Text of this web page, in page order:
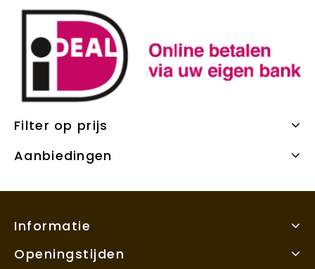
Filter op prijs
Aanbiedingen
Informatie
Openingstijden